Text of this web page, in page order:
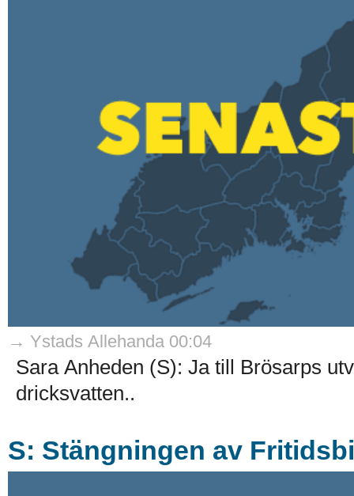
→ Ystads Allehanda 00:04
Sara Anheden (S): Ja till Brösarps
dricksvatten..
S: Stängningen av